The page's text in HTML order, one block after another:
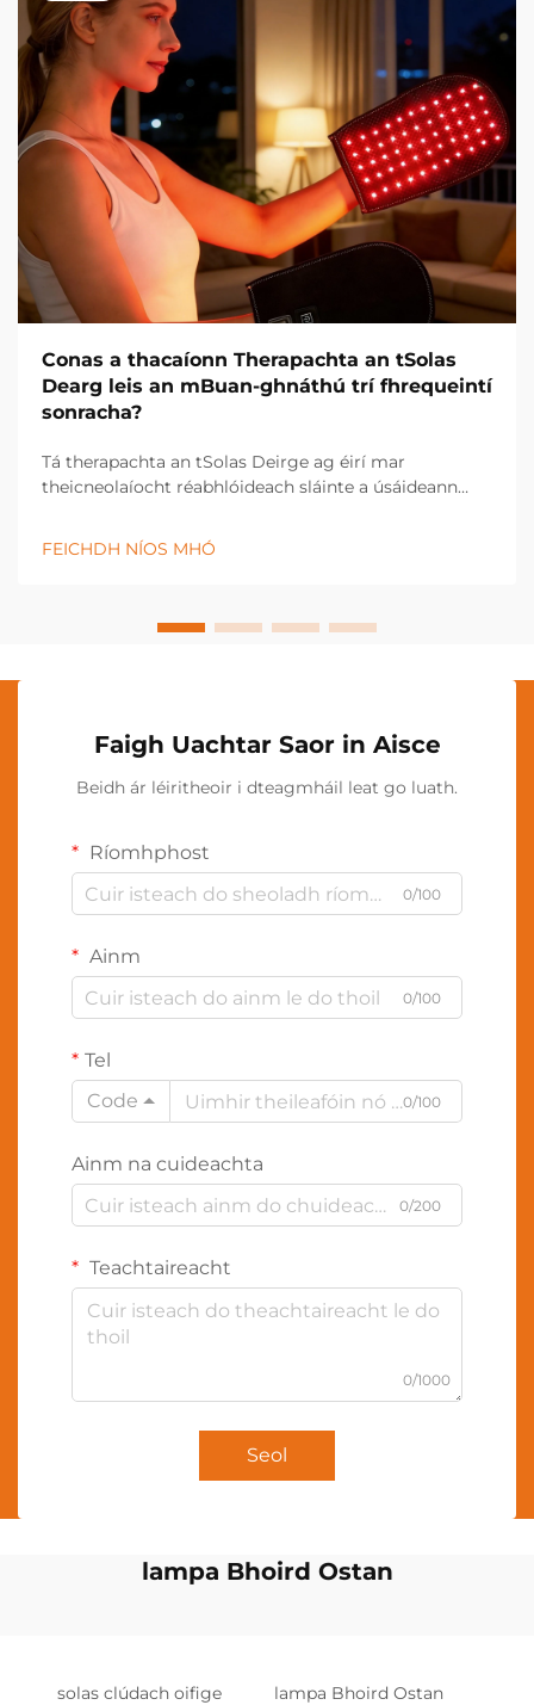
Conas a thacaíonn Therapachta an tSolas
Dearg leis an mBuan-ghnáthú trí fhrequeintí
sonracha?
Tá therapachta an tSolas Deirge ag éirí mar
theicneolaíocht réabhlóideach sláinte a úsáideann
agus athgheneráil cheallach a phromhiú. Úsáideann
an modh cóireála nuálaíochta seo minicíochtaí cruinn
FEICHDH NÍOS MHÓ
Faigh Uachtar Saor in Aisce
Beidh ár léiritheoir i dteagmháil leat go luath.
Ríomhphost
0/100
Ainm
0/100
Tel
Code
0/100
Ainm na cuideachta
0/200
Teachtaireacht
0/1000
Seol
lampa Bhoird Ostan
solas clúdach oifige lampa Bhoird Ostan